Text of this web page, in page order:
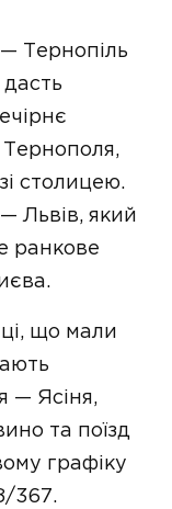
— Тернопіль
Тернополя,
столицею.
Львів, який
ранкове
що мали
— Ясіня,
та поїзд
графіку
367.